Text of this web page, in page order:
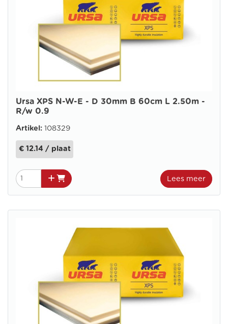
Ursa XPS N-W-E - D 30mm B 60cm L 2.50m -
R/w 0.9
Artikel: 108329
€ 12.14 / plaat
Lees meer